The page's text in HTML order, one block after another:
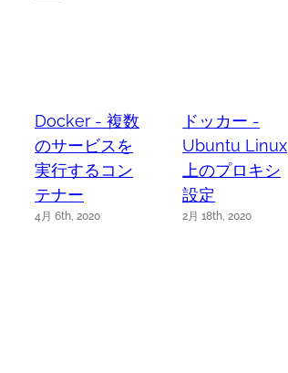
Docker - 複数
のサービスを
実行するコン
テナー
4月 6th, 2020
ドッカー -
Ubuntu Linux
上のプロキシ
設定
2月 18th, 2020